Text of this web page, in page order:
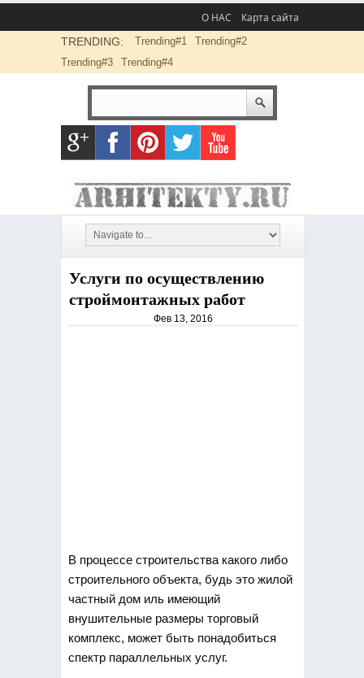
О НАС Карта сайта
TRENDING: Trending#1
Trending#2
Trending#3
Trending#4
Услуги по осуществлению
строймонтажных работ
Фев 13, 2016
В процессе строительства какого либо
строительного объекта, будь это жилой
частный дом иль имеющий
внушительныеразмеры торговый
комплекс, может быть понадобиться
спектр параллельных услуг.